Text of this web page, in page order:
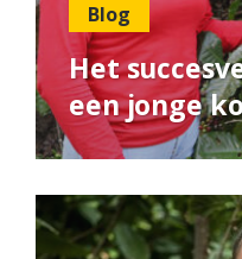
Blog
Het
een jonge